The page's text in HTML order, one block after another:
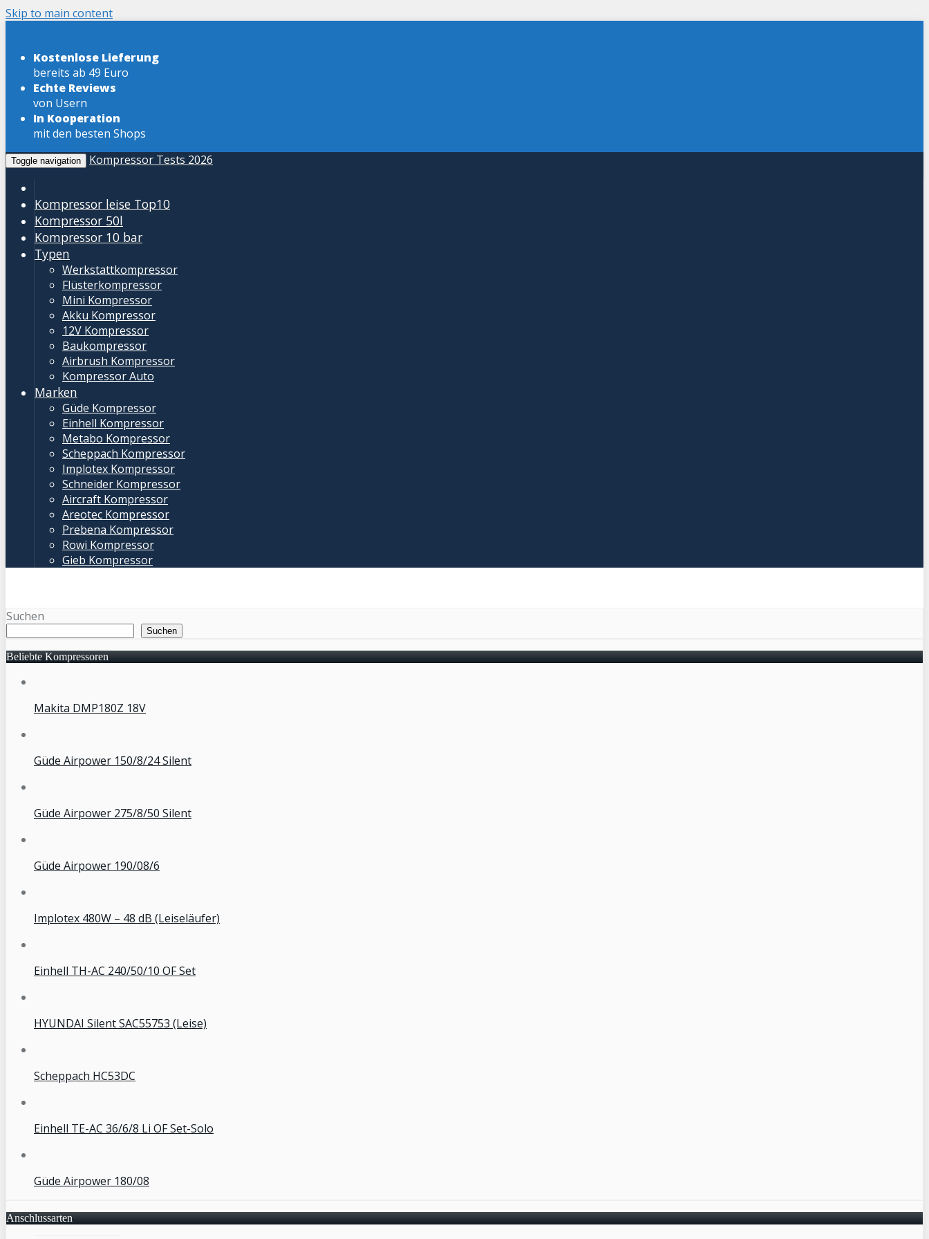
Skip to main content
Kostenlose Lieferung
bereits ab 49 Euro
Echte Reviews
von Usern
In Kooperation
mit den besten Shops
Toggle navigation Kompressor Tests 2026
Kompressor leise Top10
Kompressor 50l
Kompressor 10 bar
Typen
Werkstattkompressor
Flüsterkompressor
Mini Kompressor
Akku Kompressor
12V Kompressor
Baukompressor
Airbrush Kompressor
Kompressor Auto
Marken
Güde Kompressor
Einhell Kompressor
Metabo Kompressor
Scheppach Kompressor
Implotex Kompressor
Schneider Kompressor
Aircraft Kompressor
Areotec Kompressor
Prebena Kompressor
Rowi Kompressor
Gieb Kompressor
Suchen
Suchen
Beliebte Kompressoren
Makita DMP180Z 18V
Güde Airpower 150/8/24 Silent
Güde Airpower 275/8/50 Silent
Güde Airpower 190/08/6
Implotex 480W – 48 dB (Leiseläufer)
Einhell TH-AC 240/50/10 OF Set
HYUNDAI Silent SAC55753 (Leise)
Scheppach HC53DC
Einhell TE-AC 36/6/8 Li OF Set-Solo
Güde Airpower 180/08
Anschlussarten